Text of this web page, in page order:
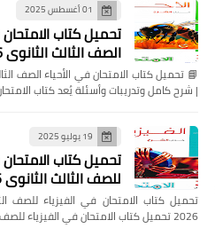
01 أغسطس 2025
تحميل كتاب
الصف الثالث الثانوي 2026
| شرح كامل وتدريبات وأسئلة يُعد كتاب
19 يوليو 2025
تحميل كتاب
للصف الثالث الثانوي 2025 - 2026
2026 تحميل كتاب الامتحان في الفيزياء للصف الثالث الثانوي 2…